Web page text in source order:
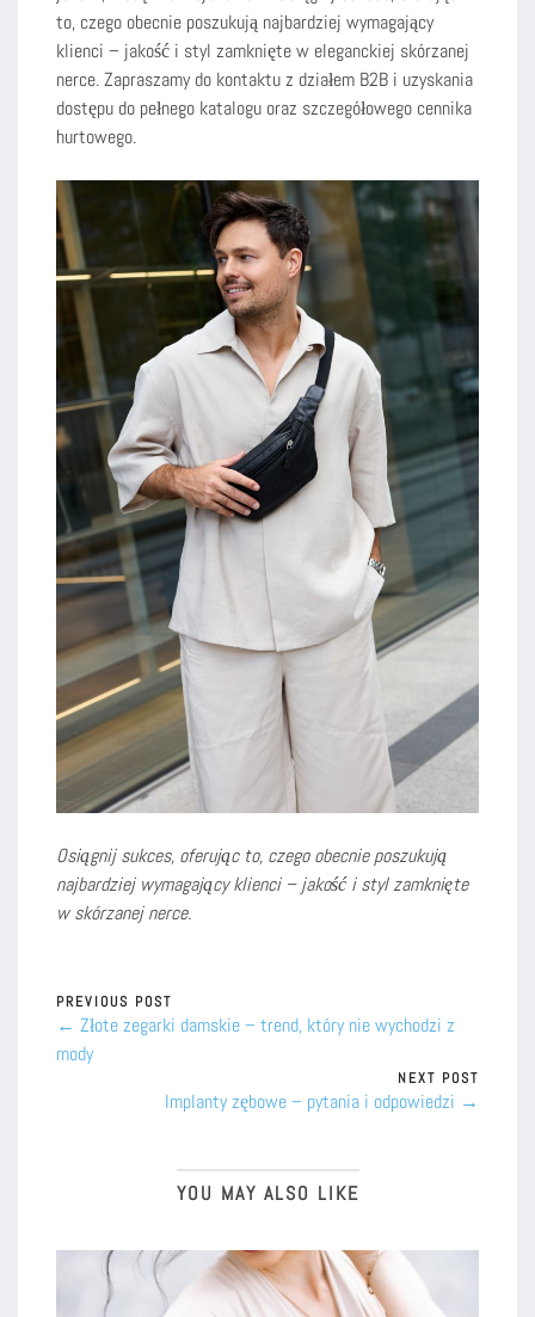
to, czego obecnie poszukują najbardziej wymagający
klienci – jakość i styl zamknięte w eleganckiej skórzanej
nerce. Zapraszamy do kontaktu z działem B2B i uzyskania
dostępu do pełnego katalogu oraz szczegółowego cennika
hurtowego.
Osiągnij sukces, oferując to, czego obecnie poszukują
najbardziej wymagający klienci – jakość i styl zamknięte
w skórzanej nerce.
PREVIOUS POST
← Złote zegarki damskie – trend, który nie wychodzi z
mody
NEXT POST
Implanty zębowe – pytania i odpowiedzi →
YOU MAY ALSO LIKE